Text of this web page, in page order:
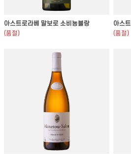
아스트로라베 말보로 소비뇽블랑
(품절)
아스
(품절)